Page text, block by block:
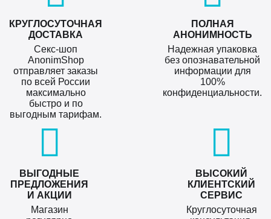
КРУГЛОСУТОЧНАЯ
ДОСТАВКА
Секс-шоп
AnonimShop
отправляет заказы
по всей России
максимально
быстро и по
выгодным тарифам.
ПОЛНАЯ
АНОНИМНОСТЬ
Надежная упаковка
без опознавательной
информации для
100%
конфиденциальности.
ВЫГОДНЫЕ
ПРЕДЛОЖЕНИЯ
И АКЦИИ
Магазин
ВЫСОКИЙ
КЛИЕНТСКИЙ
СЕРВИС
Круглосуточная